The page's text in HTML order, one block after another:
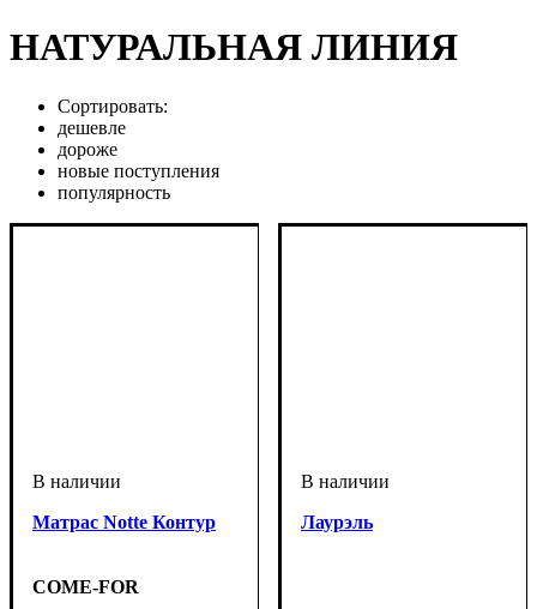
НАТУРАЛЬНАЯ ЛИНИЯ
Сортировать:
дешевле
дороже
новые поступления
популярность
Матрас Notte Контур
COME-FOR
Лаурэль